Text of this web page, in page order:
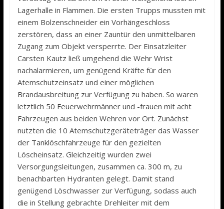
Lagerhalle in Flammen. Die ersten Trupps mussten mit
einem Bolzenschneider ein Vorhängeschloss
zerstören, dass an einer Zauntür den unmittelbaren
Zugang zum Objekt versperrte. Der Einsatzleiter
Carsten Kautz ließ umgehend die Wehr Wrist
nachalarmieren, um genügend Kräfte für den
Atemschutzeinsatz und einer möglichen
Brandausbreitung zur Verfügung zu haben. So waren
letztlich 50 Feuerwehrmänner und -frauen mit acht
Fahrzeugen aus beiden Wehren vor Ort. Zunächst
nutzten die 10 Atemschutzgeräteträger das Wasser
der Tanklöschfahrzeuge für den gezielten
Löscheinsatz. Gleichzeitig wurden zwei
Versorgungsleitungen, zusammen ca. 300 m, zu
benachbarten Hydranten gelegt. Damit stand
genügend Löschwasser zur Verfügung, sodass auch
die in Stellung gebrachte Drehleiter mit dem